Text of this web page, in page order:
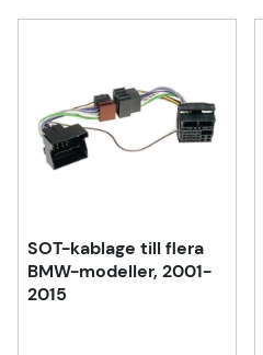
SOT-kablage till flera
BMW-modeller, 2001-
2015